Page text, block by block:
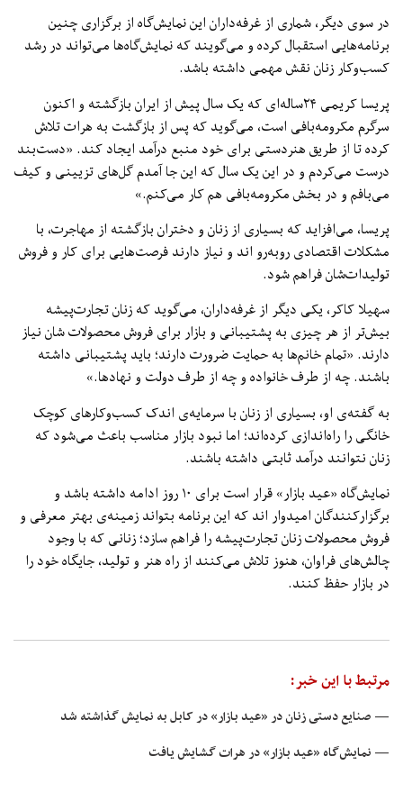
در سوی دیگر، شماری از غرفه‌داران این نمایش‌گاه از برگزاری چنین
برنامه‌هایی استقبال کرده و می‌گویند که نمایش‌گاه‌ها می‌تواند در رشد
کسب‌‌وکار زنان نقش مهمی داشته باشد.
پریسا کریمی ۲۴ساله‌ای که یک سال پیش از ایران بازگشته و اکنون
سرگرم مکرومه‌بافی است، می‌گوید که پس از بازگشت به هرات تلاش
کرده تا از طریق هنردستی برای خود منبع درآمد ایجاد کند. «دست‌بند
درست می‌کردم و در این یک سال که این‌ جا آمدم گل‌های تزیینی و کیف
می‌بافم و در بخش مکرومه‌بافی هم کار می‌کنم.»
پریسا، می‌افزاید که بسیاری از زنان و دختران بازگشته از مهاجرت، با
مشکلات اقتصادی روبه‌رو اند و نیاز دارند فرصت‌هایی برای کار و فروش
تولیدات‌شان فراهم شود.
سهیلا کاکر، یکی دیگر از غرفه‌داران، می‌گوید که زنان تجارت‌پیشه
بیش‌تر از هر چیزی به پشتیبانی و بازار برای فروش محصولات شان نیاز
دارند. «تمام خانم‌ها به حمایت ضرورت دارند؛ باید پشتیبانی داشته
باشند. چه از طرف خانواده و چه از طرف دولت و نهادها.»
به گفته‌ی او، بسیاری از زنان با سرمایه‌ی اندک کسب‌‌وکارهای کوچک
خانگی را راه‌اندازی کرده‌اند؛ اما نبود بازار مناسب باعث می‌شود که
زنان نتوانند درآمد ثابتی داشته باشند.
نمایش‌گاه «عید بازار» قرار است برای ۱۰ روز ادامه داشته باشد و
برگزارکنندگان امیدوار اند که این برنامه بتواند زمینه‌ی بهتر معرفی و
فروش محصولات زنان تجارت‌پیشه را فراهم سازد؛ زنانی که با وجود
چالش‌های فراوان، هنوز تلاش می‌کنند از راه هنر و تولید، جایگاه خود را
در بازار حفظ کنند.
مرتبط با این خبر:
— صنایع دستی زنان در «عید بازار» در کابل به نمایش‌ گذاشته شد
— نمایش‌گاه‌ «عید بازار» در هرات گشایش یافت